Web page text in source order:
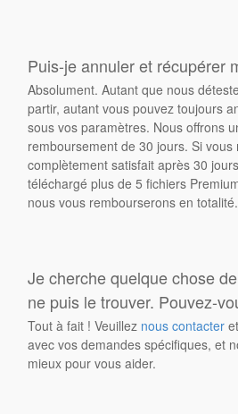
Puis-je annuler et récupérer
Absolument. Autant que nous
partir, autant vous pouvez toujours
sous vos paramètres. Nous offrons
remboursement de 30 jours. Si vous
complètement satisfait après 30
téléchargé plus de 5 fichiers
nous vous rembourserons en totalité.
Je cherche quelque chose
ne puis le trouver. Pouvez-
Tout à fait ! Veuillez nous contacter
avec vos demandes spécifiques, et
mieux pour vous aider.